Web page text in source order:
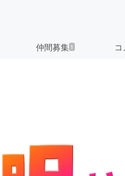
仲間募集 1